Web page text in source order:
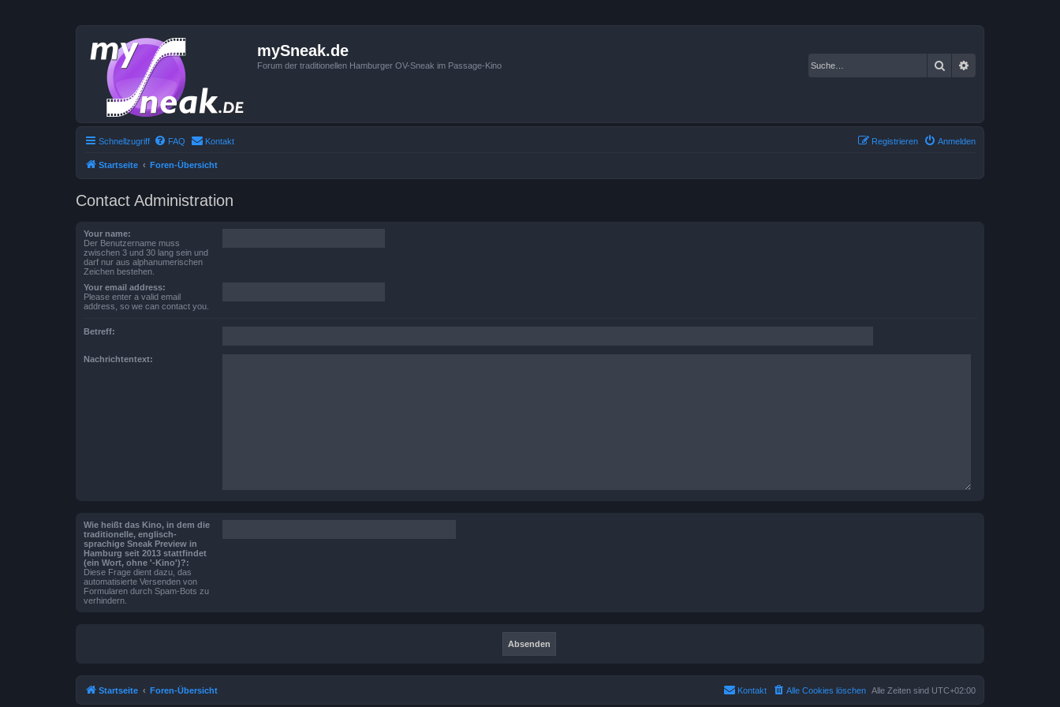
mySneak.de
Forum der traditionellen Hamburger OV-Sneak im Passage-Kino Suche
Schnellzugriff FAQ Kontakt Anmelden
Registrieren
Startseite Foren-Übersicht
Contact Administration
Your name:
Der Benutzername muss
zwischen 3 und 30 lang sein und
darf nur aus alphanumerischen
Zeichen bestehen.
Your email address:
Please enter a valid email
address, so we can contact you.
Betreff:
Nachrichtentext:
Wie heißt das Kino, in dem die
traditionelle, englisch-
sprachige Sneak Preview in
Hamburg seit 2013 stattfindet
(ein Wort, ohne '-Kino')?:
Diese Frage dient dazu, das
automatisierte Versenden von
Formularen durch Spam-Bots zu
verhindern.
Startseite Foren-Übersicht Alle Zeiten sind UTC+02:00
Alle Cookies löschen
Kontakt